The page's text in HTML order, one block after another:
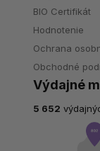
BIO Certifikát
Hodnotenie
Ochrana
Obchodné
Výdajné
5 652